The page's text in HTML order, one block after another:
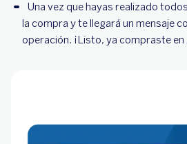
Una vez que hayas realizado
la compra y te llegará un mensaje
operación. ¡Listo, ya compraste